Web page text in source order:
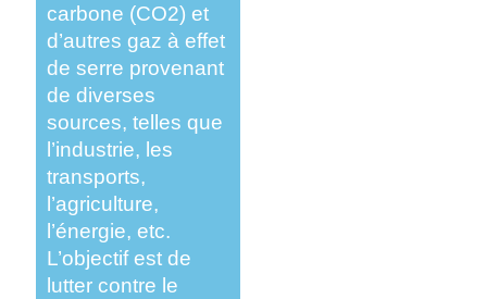
carbone (CO2) et
d’autres gaz à effet
de serre provenant
de diverses
sources, telles que
l’industrie, les
transports,
l’agriculture,
l’énergie, etc.
L’objectif est de
lutter contre le